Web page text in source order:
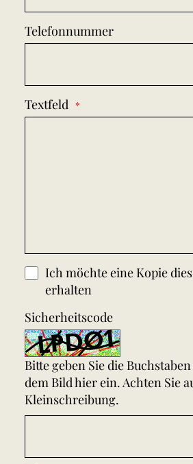
Telefonnummer
Textfeld
Ich möchte eine Kopie
erhalten
Sicherheitscode
Bitte geben Sie die
dem Bild hier ein. Achten Sie
Kleinschreibung.